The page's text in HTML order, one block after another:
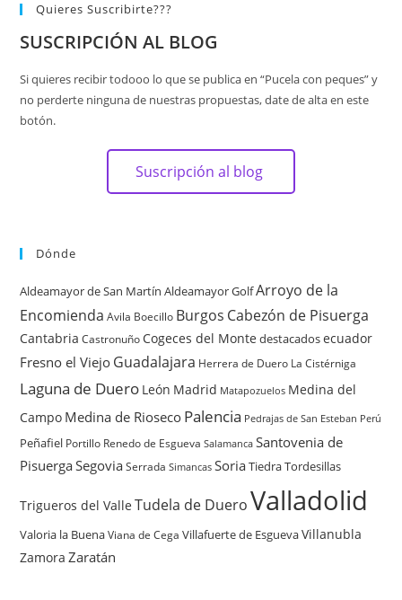
Quieres Suscribirte???
SUSCRIPCIÓN AL BLOG
Si quieres recibir todooo lo que se publica en “Pucela con peques” y
no perderte ninguna de nuestras propuestas, date de alta en este
botón.
Suscripción al blog
Dónde
Aldeamayor de San Martín Aldeamayor GolfArroyo de la
Encomienda Avila Boecillo Burgos Cabezón de Pisuerga
Cantabria Castronuño Cogeces del Monte destacadosecuador
Fresno el Viejo Guadalajara Herrera de Duero La Cistérniga
Laguna de Duero León Madrid Matapozuelos Medina del
Campo Medina de Rioseco Palencia Pedrajas de San Esteban Perú
Peñafiel Portillo Renedo de Esgueva Salamanca Santovenia de
PisuergaSegovia Serrada Simancas SoriaTiedraTordesillas
Trigueros del Valle Tudela de Duero Valladolid
Valoria la Buena Viana de Cega Villafuerte de EsguevaVillanubla
Zamora Zaratán